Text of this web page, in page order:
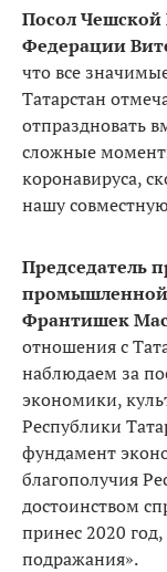
Посол Чешской
Федерации
что все
Татарстан
отпраздновать
сложные
коронавируса,
нашу
Председатель
промышленной
Франтишек
отношения с
наблюдаем за
экономики,
Республики
фундамент
благополучия
достоинством
принес 2020
подражания».